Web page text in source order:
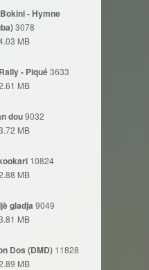
- Hymne
3078
MB
- Piqué3633
MB
dou9032
MB
10824
MB
gladja 9049
MB
Dos (DMD) 11828
MB